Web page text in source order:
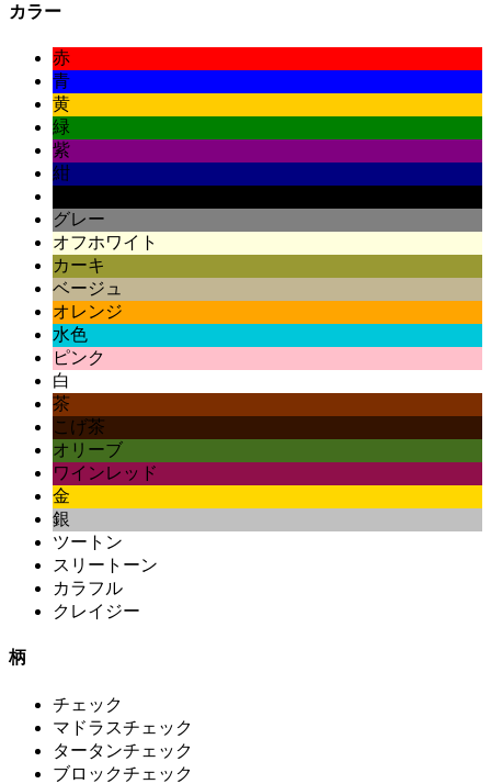
カラー
赤
青
黄
緑
紫
紺
グレー
オフホワイト
カーキ
ベージュ
オレンジ
水色
ピンク
白
茶
こげ茶
オリーブ
ワインレッド
金
銀
ツートン
スリートーン
カラフル
クレイジー
柄
チェック
マドラスチェック
タータンチェック
ブロックチェック